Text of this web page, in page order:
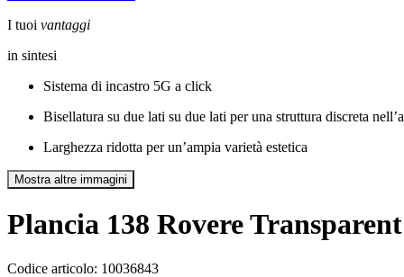
I tuoi vantaggi
in sintesi
Sistema di incastro 5G a click
Bisellatura su due lati su due lati per una struttura discreta
Larghezza ridotta per un’ampia varietà estetica
Mostra altre immagini
Plancia 138 Rovere Transparent
Codice articolo: 10036843